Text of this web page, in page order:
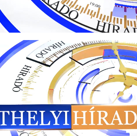
ki a Falu bikája és a Zsidi Amazon